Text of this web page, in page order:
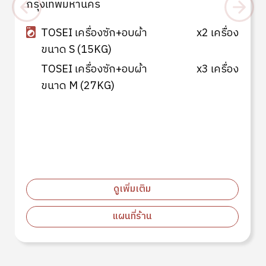
กรุงเทพมหานคร
TOSEI เครื่องซัก+อบผ้า
ขนาด S (15KG)
x2 เครื่อง
TOSEI เครื่องซัก+อบผ้า
ขนาด M (27KG)
x3 เครื่อง
ดูเพิ่มเติม
แผนที่ร้าน